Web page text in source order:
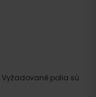
Vyžadované polia sú